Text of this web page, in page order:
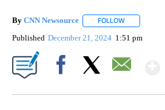
By CNN Newsource FOLLOW
Published December 21, 2024 1:51 pm